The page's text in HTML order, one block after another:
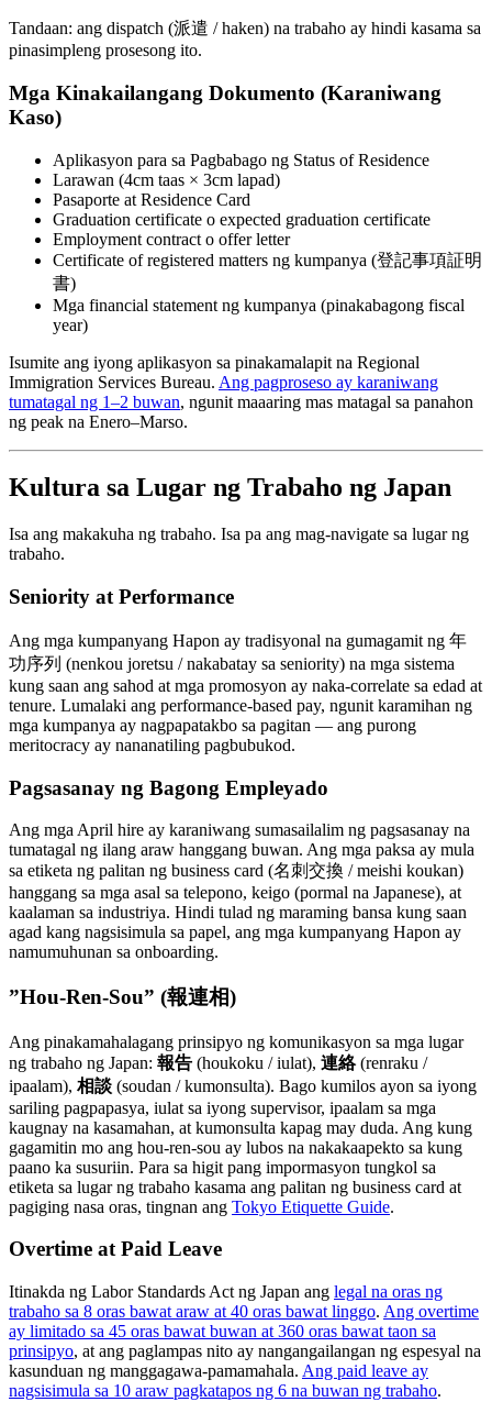
Tandaan: ang dispatch (派遣 / haken) na trabaho ay hindi kasama sa
pinasimpleng prosesong ito.
Mga Kinakailangang Dokumento (Karaniwang
Kaso)
Aplikasyon para sa Pagbabago ng Status of Residence
Larawan (4cm taas × 3cm lapad)
Pasaporte at Residence Card
Graduation certificate o expected graduation certificate
Employment contract o offer letter
Certificate of registered matters ng kumpanya (登記事項証明
書)
Mga financial statement ng kumpanya (pinakabagong fiscal
year)
Isumite ang iyong aplikasyon sa pinakamalapit na Regional
Immigration Services Bureau. Ang pagproseso ay karaniwang
tumatagal ng 1–2 buwan, ngunit maaaring mas matagal sa panahon
ng peak na Enero–Marso.
Kultura sa Lugar ng Trabaho ng Japan
Isa ang makakuha ng trabaho. Isa pa ang mag-navigate sa lugar ng
trabaho.
Seniority at Performance
Ang mga kumpanyang Hapon ay tradisyonal na gumagamit ng 年
功序列 (nenkou joretsu / nakabatay sa seniority) na mga sistema
kung saan ang sahod at mga promosyon ay naka-correlate sa edad at
tenure. Lumalaki ang performance-based pay, ngunit karamihan ng
mga kumpanya ay nagpapatakbo sa pagitan — ang purong
meritocracy ay nananatiling pagbubukod.
Pagsasanay ng Bagong Empleyado
Ang mga April hire ay karaniwang sumasailalim ng pagsasanay na
tumatagal ng ilang araw hanggang buwan. Ang mga paksa ay mula
sa etiketa ng palitan ng business card (名刺交換 / meishi koukan)
hanggang sa mga asal sa telepono, keigo (pormal na Japanese), at
kaalaman sa industriya. Hindi tulad ng maraming bansa kung saan
agad kang nagsisimula sa papel, ang mga kumpanyang Hapon ay
namumuhunan sa onboarding.
”Hou-Ren-Sou” (報連相)
Ang pinakamahalagang prinsipyo ng komunikasyon sa mga lugar
ng trabaho ng Japan: 報告 (houkoku / iulat), 連絡(renraku /
ipaalam), 相談 (soudan / kumonsulta). Bago kumilos ayon sa iyong
sariling pagpapasya, iulat sa iyong supervisor, ipaalam sa mga
kaugnay na kasamahan, at kumonsulta kapag may duda. Ang kung
gagamitin mo ang hou-ren-sou ay lubos na nakakaapekto sa kung
paano ka susuriin. Para sa higit pang impormasyon tungkol sa
etiketa sa lugar ng trabaho kasama ang palitan ng business card at
pagiging nasa oras, tingnan ang Tokyo Etiquette Guide.
Overtime at Paid Leave
Itinakda ng Labor Standards Act ng Japan ang legal na oras ng
trabaho sa 8 oras bawat araw at 40 oras bawat linggo. Ang overtime
ay limitado sa 45 oras bawat buwan at 360 oras bawat taon sa
prinsipyo, at ang paglampas nito ay nangangailangan ng espesyal na
kasunduan ng manggagawa-pamamahala. Ang paid leave ay
nagsisimula sa 10 araw pagkatapos ng 6 na buwan ng trabaho.